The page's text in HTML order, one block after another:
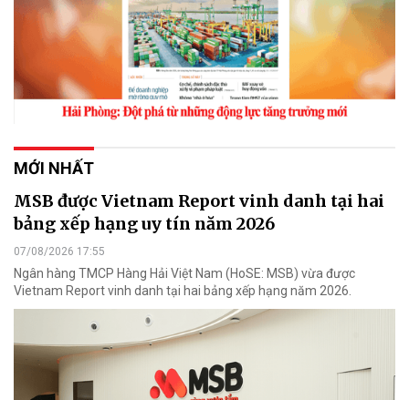
MỚI NHẤT
MSB được Vietnam Report vinh danh tại hai
bảng xếp hạng uy tín năm 2026
07/08/2026 17:55
Ngân hàng TMCP Hàng Hải Việt Nam (HoSE: MSB) vừa được
Vietnam Report vinh danh tại hai bảng xếp hạng năm 2026.